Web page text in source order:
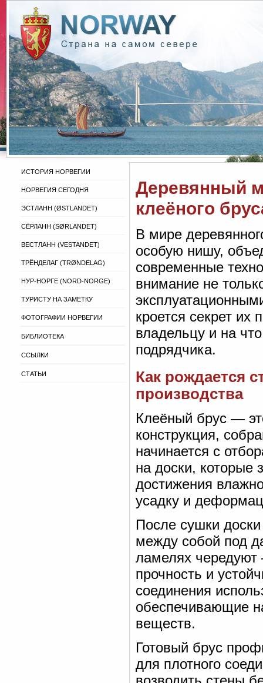
ИСТОРИЯ НОРВЕГИИ
НОРВЕГИЯ СЕГОДНЯ
ЭСТЛАНН (ØSTLANDET)
СЁРЛАНН (SØRLANDET)
ВЕСТЛАНН (VESTANDET)
ТРЁНДЕЛАГ (TRØNDELAG)
НУР-НОРГЕ (NORD-NORGE)
ТУРИСТУ НА ЗАМЕТКУ
ФОТОГРАФИИ НОРВЕГИИ
БИБЛИОТЕКА
ССЫЛКИ
СТАТЬИ
Деревянный
клеёного
В мире
особую нишу,
современные
внимание не
кроется секрет их
владельцу и на
подрядчика.
Как рождается
производства
Клеёный брус —
конструкция,
начинается с
на доски, которые
достижения
усадку и
После сушки
между собой под
ламелях чередуют
прочность и
соединения
обеспечивающие
веществ.
Готовый брус
для плотного